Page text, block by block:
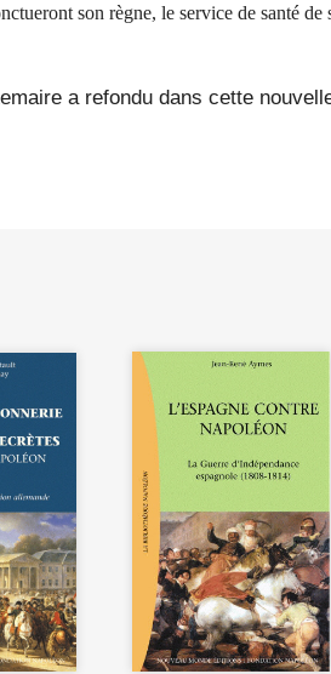
son règne, le service de santé de
a refondu dans cette